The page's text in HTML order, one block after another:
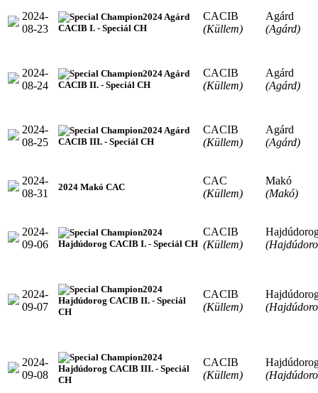
2024-
08-23
2024 Agárd
CACIB I. - Speciál CH
CACIB
(Küllem)
Agárd
(Agárd)
2024-
08-24
2024 Agárd
CACIB II. - Speciál CH
CACIB
(Küllem)
Agárd
(Agárd)
2024-
08-25
2024 Agárd
CACIB III. - Speciál CH
CACIB
(Küllem)
Agárd
(Agárd)
2024-
08-31
2024 Makó CAC
CAC
(Küllem)
Makó
(Makó)
2024-
09-06
2024
Hajdúdorog CACIB I. - Speciál CH
CACIB
(Küllem)
2024-
09-07
2024
Hajdúdorog CACIB II. - Speciál
CH
CACIB
(Küllem)
2024-
09-08
2024
Hajdúdorog CACIB III. - Speciál
CH
CACIB
(Küllem)